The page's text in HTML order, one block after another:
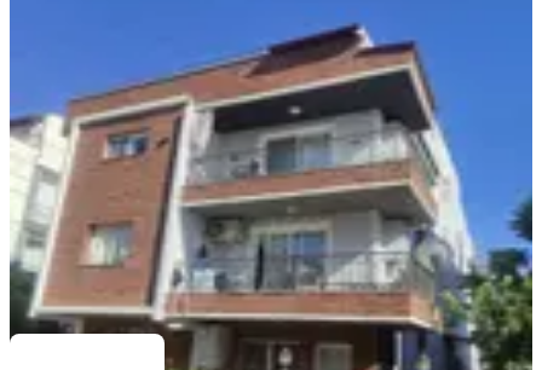
Yüksek Kira Getirili Dublex
Bergama, Fatih Mahallesi
6+1·138 m²·2. Kat
7.500.000 ₺
BAZİLİKA GAYRİMENKULSinan Yeltekin
Ara